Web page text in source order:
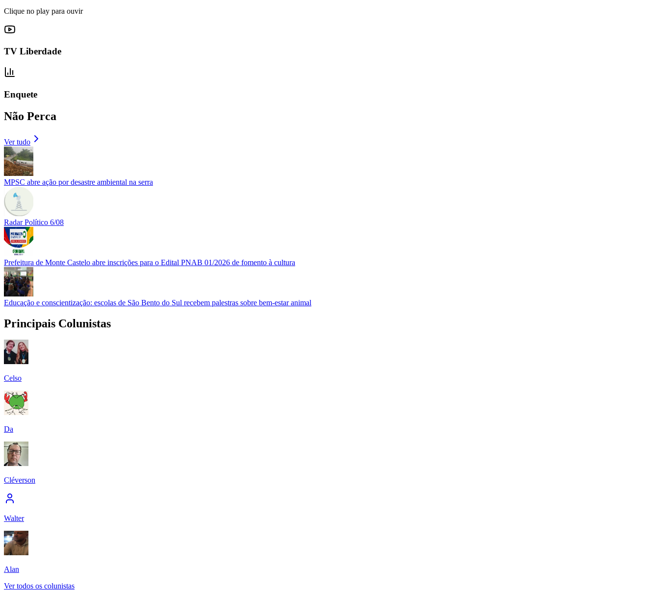
Clique no play para ouvir
TV Liberdade
Enquete
Não Perca
Ver tudo
MPSC abre ação por desastre ambiental na serra
Radar Político 6/08
Prefeitura de Monte Castelo abre inscrições para o Edital PNAB 01/2026 de fomento à cultura
Educação e conscientização: escolas de São Bento do Sul recebem palestras sobre bem-estar animal
Principais Colunistas
Celso
Da
Cléverson
Walter
Alan
Ver todos os colunistas